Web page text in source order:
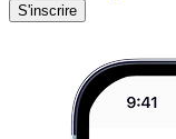
S'inscrire